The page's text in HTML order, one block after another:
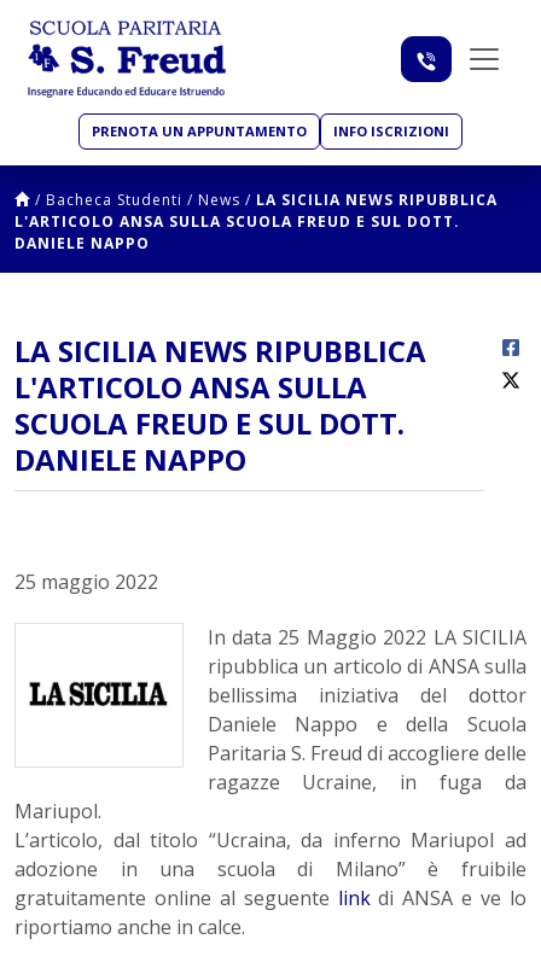
PRENOTA UN APPUNTAMENTO INFO ISCRIZIONI
/ Bacheca Studenti / News / LA SICILIA NEWS RIPUBBLICA
L'ARTICOLO ANSA SULLA SCUOLA FREUD E SUL DOTT.
DANIELE NAPPO
LA SICILIA NEWS RIPUBBLICA
L'ARTICOLO ANSA SULLA
SCUOLA FREUD E SUL DOTT.
DANIELE NAPPO
25 maggio 2022
In data 25 Maggio 2022 LA SICILIA
ripubblica un articolo di ANSA sulla
bellissima iniziativa del dottor
Daniele Nappo e della Scuola
Paritaria S. Freud di accogliere delle
ragazze Ucraine, in fuga da
Mariupol.
L’articolo, dal titolo “Ucraina, da inferno Mariupol ad
adozione in una scuola di Milano” è fruibile
gratuitamente online al seguente linkdi ANSA e ve lo
riportiamo anche in calce.